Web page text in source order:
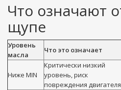
Что означают
щупе
Уровень
масла
Что это означает
Ниже MIN
Критически низкий
уровень, риск
повреждения двигателя